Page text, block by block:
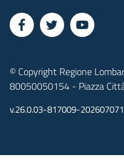
© Copyright Regione
80050050154 - Piazza
v.26.0.03-817009-